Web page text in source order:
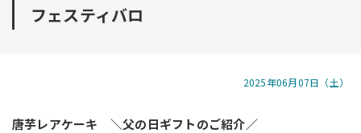
フェスティバロ
2025年06月07日（土）
唐芋レアケーキ ＼父の日ギフトのご紹介／